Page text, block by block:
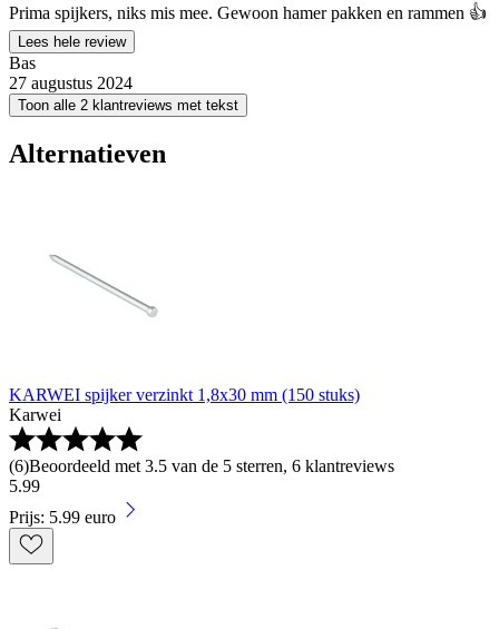
Prima spijkers, niks mis mee. Gewoon hamer pakken en rammen 👍
Lees hele review
Bas
27 augustus 2024
Toon alle 2 klantreviews met tekst
Alternatieven
KARWEI spijker verzinkt 1,8x30 mm (150 stuks)
Karwei
(6)Beoordeeld met 3.5 van de 5 sterren, 6 klantreviews
5.99
Prijs: 5.99 euro